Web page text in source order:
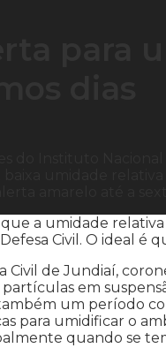
a umidade
Civil. O ideal é
de Jundiaí,
em
também um período
para umidificar o
quando se